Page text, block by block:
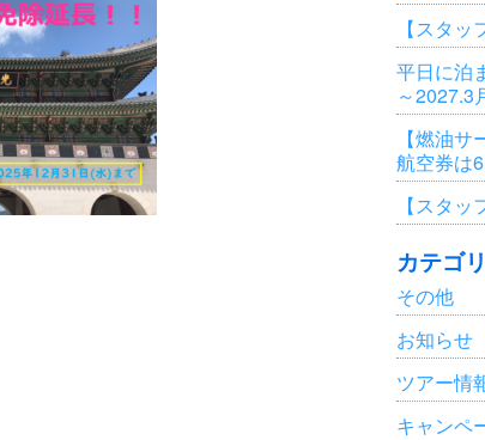
【スタ
平日に泊
～2027.3
【燃油
航空券は
【スタ
カテゴ
その他
お知らせ
ツアー情
キャンペ